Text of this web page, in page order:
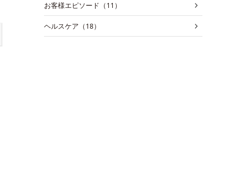
お客様エピソード（11）
ヘルスケア（18）